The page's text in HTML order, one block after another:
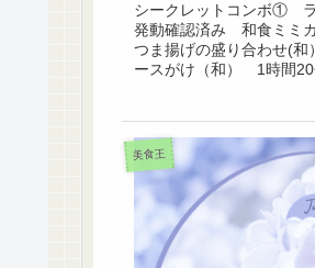
シークレットコンボ①
発動確認済み 和食ミミ
つま揚げの盛り合わせ(
ースがけ（和） 1時間
美食王